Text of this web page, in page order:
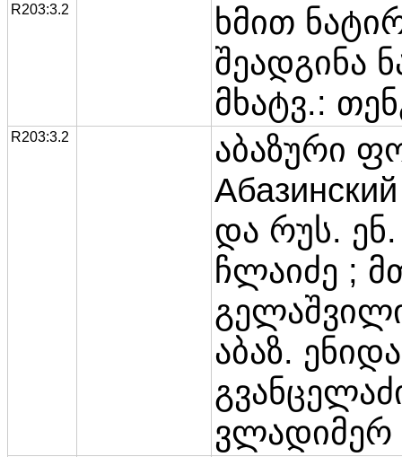
R203:3.2
ხმით
შეადგინა
მხატვ.:
R203:3.2
აბაზური
და რუს.
ჩლაიძე ;
აბაზ.
ვლადიმერ